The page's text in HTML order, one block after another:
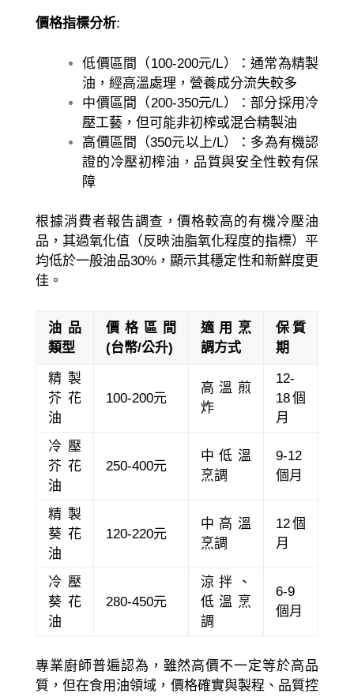
價格指標分析:
低價區間（100-200元/L）：通常為精製
油，經高溫處理，營養成分流失較多
中價區間（200-350元/L）：部分採用冷
壓工藝，但可能非初榨或混合精製油
高價區間（350元以上/L）：多為有機認
證的冷壓初榨油，品質與安全性較有保
障
根據消費者報告調查，價格較高的有機冷壓油
品，其過氧化值（反映油脂氧化程度的指標）平
均低於一般油品30%，顯示其穩定性和新鮮度更
佳。
油品
類型
價格區間
(台幣/公升)
適用烹
調方式
保質
期
精製
芥花
油
100-200元
高溫煎
炸
12-
18個
月
冷壓
芥花
油
250-400元
中低溫
烹調
9-12
個月
精製
葵花
油
120-220元
中高溫
烹調
12個
月
冷壓
葵花
油
280-450元
涼拌、
低溫烹
調
6-9
個月
專業廚師普遍認為，雖然高價不一定等於高品
質，但在食用油領域，價格確實與製程、品質控